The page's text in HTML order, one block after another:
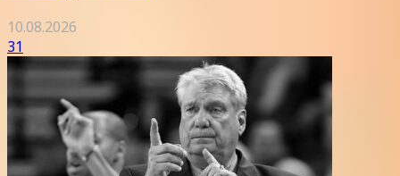
10.08.2026
31